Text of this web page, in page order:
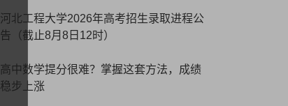
河北工程大学2026年高考招生录取进程公
告（截止8月8日12时）
高中数学提分很难？掌握这套方法，成绩
稳步上涨